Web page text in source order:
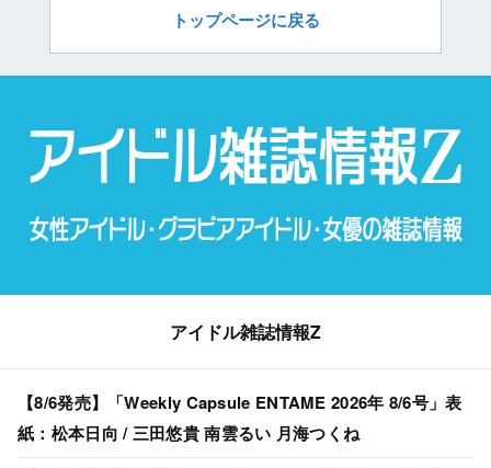
トップページに戻る
アイドル雑誌情報Z
【8/6発売】「Weekly Capsule ENTAME 2026年 8/6号」表
紙：松本日向 / 三田悠貴 南雲るい 月海つくね